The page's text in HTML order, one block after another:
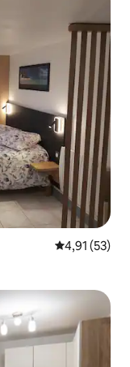
Évaluation
4,91 (53)